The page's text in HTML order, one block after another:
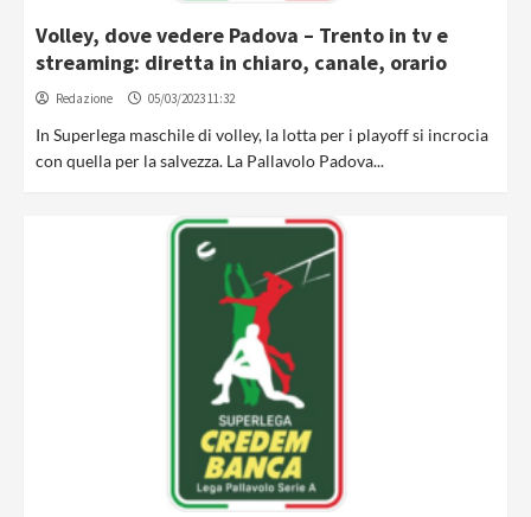
Volley, dove vedere Padova – Trento in tv e
streaming: diretta in chiaro, canale, orario
Redazione 05/03/2023 11:32
In Superlega maschile di volley, la lotta per i playoff si incrocia
con quella per la salvezza. La Pallavolo Padova...